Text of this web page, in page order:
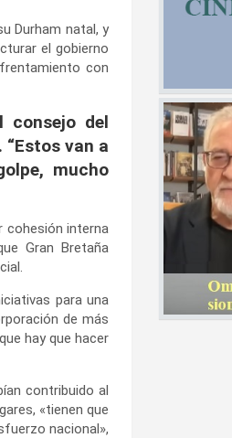
Durham natal, y
el gobierno
con
consejo del
van a
mucho
cohesión interna
Gran Bretaña
para una
de más
hay que hacer
contribuido al
«tienen que
nacional»,